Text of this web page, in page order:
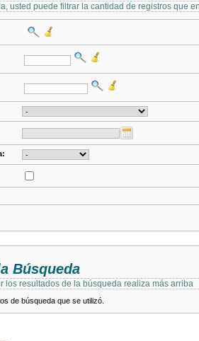
usted puede filtrar la cantidad de registros que
Búsqueda
los resultados de la búsqueda realiza más arriba
de búsqueda que se utilizó.